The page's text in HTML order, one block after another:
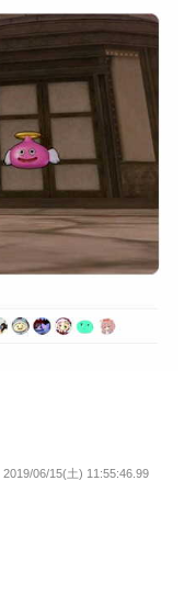
2019/06/15(土) 11:55:46.99